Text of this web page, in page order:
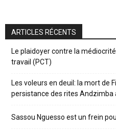
ARTICLES RÉCENTS
Le plaidoyer contre la
travail (PCT)
Les voleurs en deuil: la mort de
persistance des rites Andzimba
Sassou Nguesso est un frein